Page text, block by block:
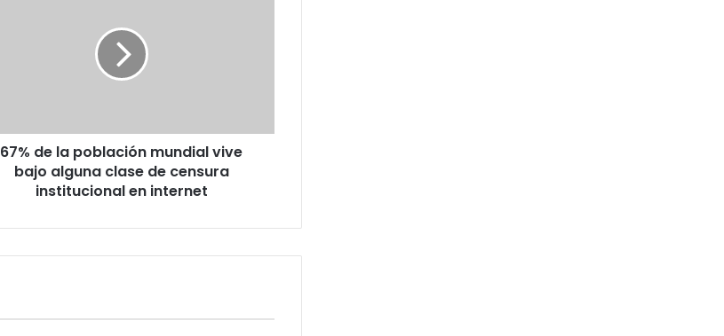
67% de la población mundial vive
bajo alguna clase de censura
institucional en internet